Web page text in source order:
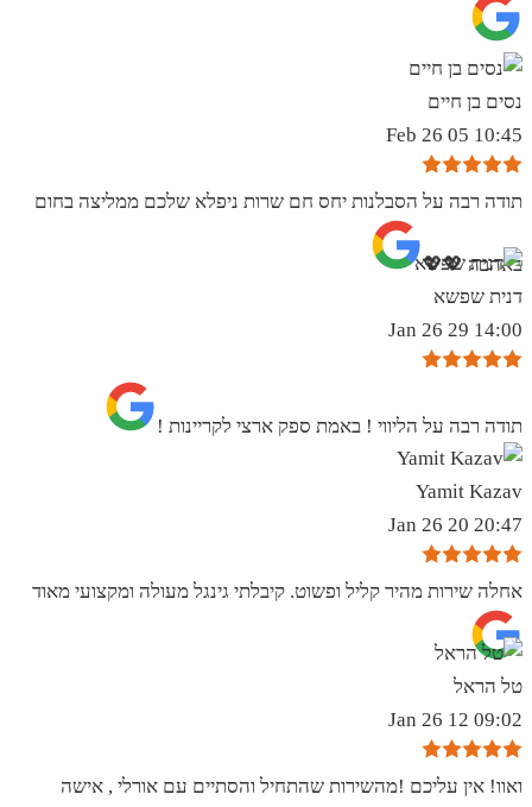
נסים בן חיים
10:45 05 Feb 26
תודה רבה על הסבלנות יחס חם שרות ניפלא שלכם ממליצה בחום
באהבה 💖💖
דנית שפשא
14:00 29 Jan 26
תודה רבה על הליווי ! באמת ספק ארצי לקריינות !
Yamit Kazav
20:47 20 Jan 26
אחלה שירות מהיר קליל ופשוט. קיבלתי גינגל מעולה ומקצועי מאוד
טל הראל
09:02 12 Jan 26
ואוו! אין עליכם !מהשירות שהתחיל והסתיים עם אורלי , אישה